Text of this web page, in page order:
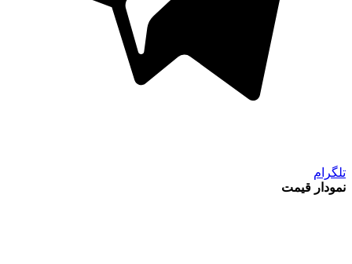
تلگرام
نمودار قیمت